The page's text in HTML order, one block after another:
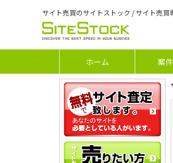
サイト売買のサイトストック / サイト売
ホーム 案